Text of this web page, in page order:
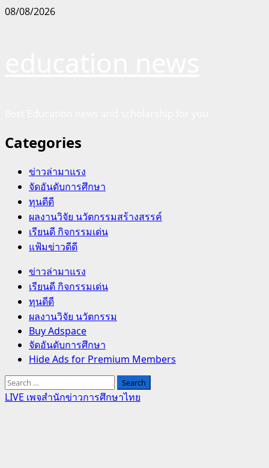
Skip
08/08/2026
Categories
ข่าวล่ามาแรง
จัดอันดับการศึกษา
ทุนดีดี
ผลงานวิจัย นวัตกรรมสร้างสรรค์
เรียนดี กิจกรรมเด่น
แฟ้มข่าวดีดี
Primary
Menu
ข่าวล่ามาแรง
เรียนดี กิจกรรมเด่น
ทุนดีดี
ผลงานวิจัย นวัตกรรม
Buy Adspace
จัดอันดับการศึกษา
Hide Ads for Premium Members
Search
for:
LIVE เพจสำนักข่าวการศึกษาไทย